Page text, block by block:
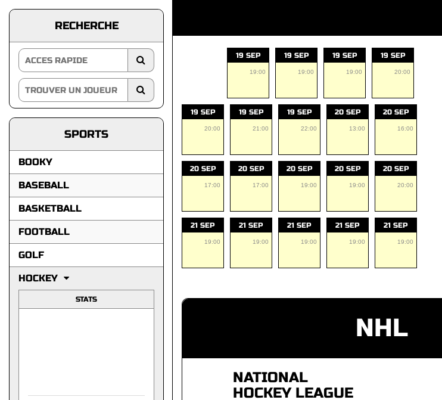
RECHERCHE
SPORTS
BOOKY
BASEBALL
BASKETBALL
FOOTBALL
GOLF
HOCKEY
STATS
19 SEP
19:00
19 SEP
19:00
19 SEP
19:00
19 SEP
20:00
19 SEP
20:00
19 SEP
21:00
19 SEP
22:00
20 SEP
13:00
20 SEP
16:00
20 SEP
17:00
20 SEP
17:00
20 SEP
19:00
20 SEP
19:00
20 SEP
20:00
21 SEP
19:00
21 SEP
19:00
21 SEP
19:00
21 SEP
19:00
21 SEP
19:00
NHL
NATIONAL
HOCKEY LEAGUE